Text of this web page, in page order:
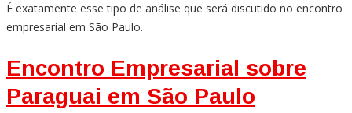
É exatamente esse tipo de análise que será discutido no encontro
empresarial em São Paulo.
Encontro Empresarial sobre
Paraguai em São Paulo